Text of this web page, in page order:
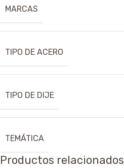
MARCAS
TIPO DE ACERO
TIPO DE DIJE
TEMÁTICA
Productos relacionados